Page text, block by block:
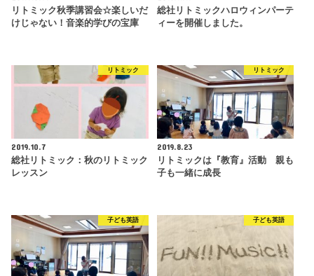
リトミック秋季講習会☆楽しいだ
けじゃない！音楽的学びの宝庫
総社リトミックハロウィンパーテ
ィーを開催しました。
リトミック
2019.10.7
総社リトミック：秋のリトミック
レッスン
リトミック
2019.8.23
リトミックは『教育』活動 親も
子も一緒に成長
子ども英語 子ども英語